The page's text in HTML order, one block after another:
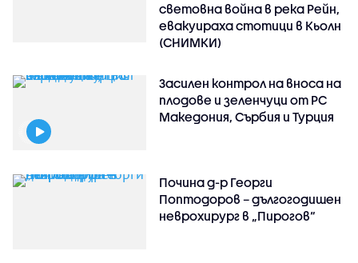
световна война в река Рейн,
евакуираха стотици в Кьолн
(СНИМКИ)
Засилен контрол на вноса на
плодове и зеленчуци от РС
Македония, Сърбия и Турция
Почина д-р Георги
Поптодоров – дългогодишен
неврохирург в „Пирогов“